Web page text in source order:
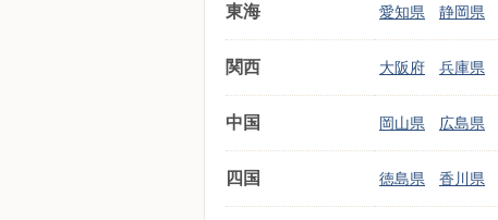
東海 愛知県 静岡県
関西 大阪府 兵庫県
中国 岡山県 広島県
四国 徳島県 香川県